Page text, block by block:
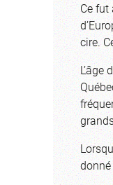
Ce fut
cire.
L’âge